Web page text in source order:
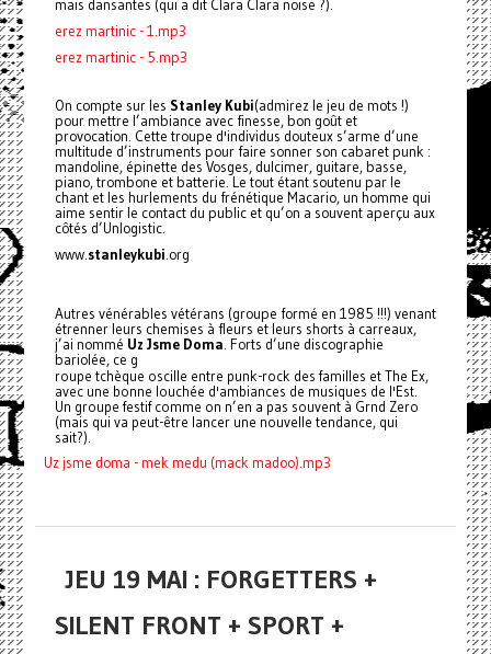
mais dansantes (qui a dit Clara Clara noise ?).
erez martinic - 1.mp3
erez martinic - 5.mp3
On compte sur les Stanley Kubi(admirez le jeu de mots !)
pour mettre l’ambiance avec finesse, bon goût et
provocation. Cette troupe d'individus douteux s’arme d’une
multitude d’instruments pour faire sonner son cabaret punk :
mandoline, épinette des Vosges, dulcimer, guitare, basse,
piano, trombone et batterie. Le tout étant soutenu par le
chant et les hurlements du frénétique Macario, un homme qui
aime sentir le contact du public et qu’on a souvent aperçu aux
côtés d’Unlogistic.
www.stanleykubi.org
Autres vénérables vétérans (groupe formé en 1985 !!!) venant
étrenner leurs chemises à fleurs et leurs shorts à carreaux,
j’ai nommé Uz Jsme Doma. Forts d’une discographie
bariolée, ce g
roupe tchèque oscille entre punk-rock des familles et The Ex,
avec une bonne louchée d'ambiances de musiques de l'Est.
Un groupe festif comme on n’en a pas souvent à Grnd Zero
(mais qui va peut-être lancer une nouvelle tendance, qui
sait?).
Uz jsme doma - mek medu (mack madoo).mp3
JEU 19 MAI : FORGETTERS +
SILENT FRONT + SPORT +